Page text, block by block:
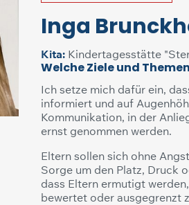
Inga
Kita: Kindertagesstätte
Welche Ziele und
Ich setze mich dafür ein,
informiert und auf
Kommunikation, in der
ernst genommen werden.
Eltern sollen sich ohne
Sorge um den Platz, Druck
dass Eltern ermutigt
bewertet oder ausgegrenzt